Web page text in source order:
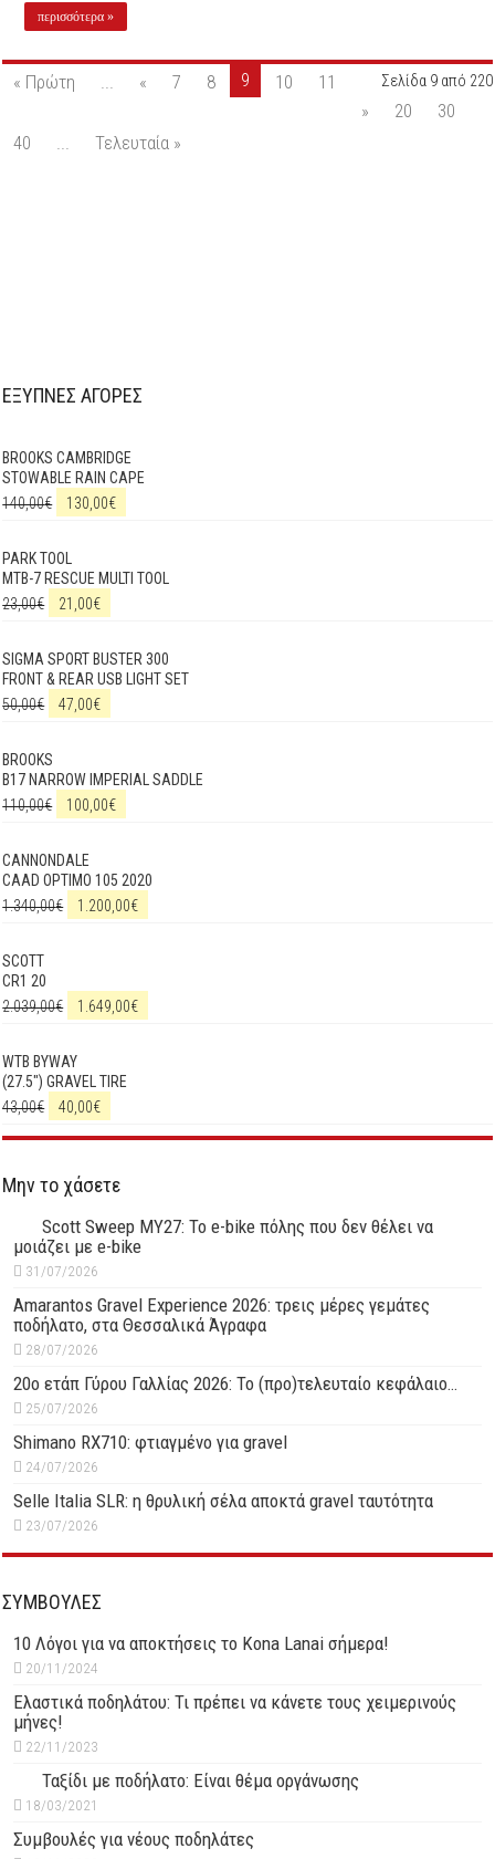
περισσότερα »
Σελίδα 9 από 220
« Πρώτη ... « 7 8 9 10
11
»
20
30
40
... Τελευταία »
ΕΞΥΠΝΕΣ ΑΓΟΡΕΣ
BROOKS CAMBRIDGE
STOWABLE RAIN CAPE
140,00€ 130,00€
PARK TOOL
MTB-7 RESCUE MULTI TOOL
23,00€ 21,00€
SIGMA SPORT BUSTER 300
FRONT & REAR USB LIGHT SET
50,00€ 47,00€
BROOKS
B17 NARROW IMPERIAL SADDLE
110,00€ 100,00€
CANNONDALE
CAAD OPTIMO 105 2020
1.340,00€ 1.200,00€
SCOTT
CR1 20
2.039,00€ 1.649,00€
WTB BYWAY
(27.5") GRAVEL TIRE
43,00€ 40,00€
Μην το χάσετε
Scott Sweep MY27: Το e-bike πόλης που δεν θέλει να
μοιάζει με e-bike
31/07/2026
Amarantos Gravel Experience 2026: τρεις μέρες γεμάτες
ποδήλατο, στα Θεσσαλικά Άγραφα
28/07/2026
20ο ετάπ Γύρου Γαλλίας 2026: Το (προ)τελευταίο κεφάλαιο…
25/07/2026
Shimano RX710: φτιαγμένο για gravel
24/07/2026
Selle Italia SLR: η θρυλική σέλα αποκτά gravel ταυτότητα
23/07/2026
ΣΥΜΒΟΥΛΕΣ
10 Λόγοι για να αποκτήσεις το Kona Lanai σήμερα!
20/11/2024
Ελαστικά ποδηλάτου: Τι πρέπει να κάνετε τους χειμερινούς
μήνες!
22/11/2023
Ταξίδι με ποδήλατο: Είναι θέμα οργάνωσης
18/03/2021
Συμβουλές για νέους ποδηλάτες